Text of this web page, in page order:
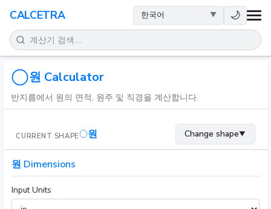
CALCETRA 🌙
수학
변환
과학
일상
기타 도구
원 Calculator
반지름에서 원의 면적, 원주 및 직경을 계산합니다.
CURRENT SHAPE 원 Change shape▼
원 Dimensions
Input Units